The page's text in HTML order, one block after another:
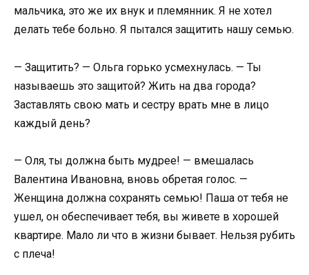
мальчика, это же их внук и племянник. Я не хотел
делать тебе больно. Я пытался защитить нашу семью.
— Защитить? — Ольга горько усмехнулась. — Ты
называешь это защитой? Жить на два города?
Заставлять свою мать и сестру врать мне в лицо
каждый день?
— Оля, ты должна быть мудрее! — вмешалась
Валентина Ивановна, вновь обретая голос. —
Женщина должна сохранять семью! Паша от тебя не
ушел, он обеспечивает тебя, вы живете в хорошей
квартире. Мало ли что в жизни бывает. Нельзя рубить
с плеча!